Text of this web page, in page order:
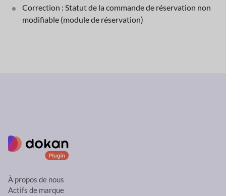
Correction : Statut de la commande de réservation non
modifiable (module de réservation)
À propos de nous
Actifs de marque